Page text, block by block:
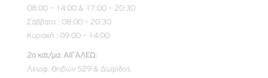
08:00 – 14:00 & 17:00 – 20:30
Σάββατο : 08:00 – 20:30
Κυριακή : 09:00 – 14:00
2ο κατ/μα: ΑΙΓΑΛΕΩ:
Λεωφ. Θηβών 529 & Δωρίδος